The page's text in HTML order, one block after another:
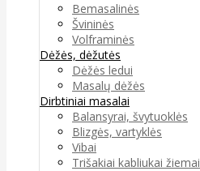
Bemasalinės
Švininės
Volframinės
Dėžės, dėžutės
Dėžės ledui
Masalų dėžės
Dirbtiniai masalai
Balansyrai, švytuoklės
Blizgės, vartyklės
Vibai
Trišakiai kabliukai žiemai